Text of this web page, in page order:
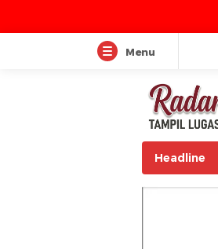
Menu
Headline